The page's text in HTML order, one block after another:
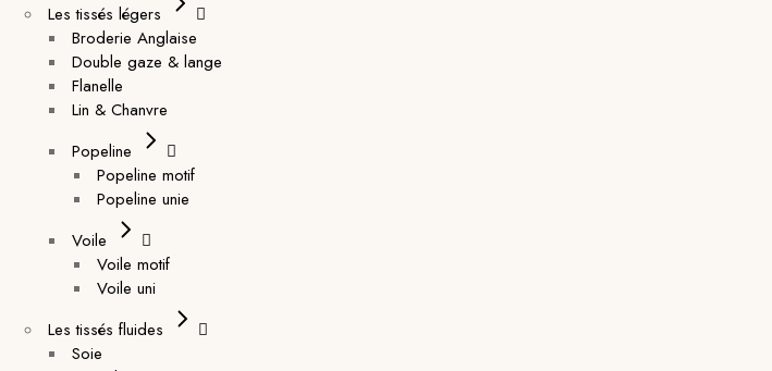
Les tissés légers
Broderie Anglaise
Double gaze & lange
Flanelle
Lin & Chanvre
Popeline
Popeline motif
Popeline unie
Voile
Voile motif
Voile uni
Les tissés fluides
Soie